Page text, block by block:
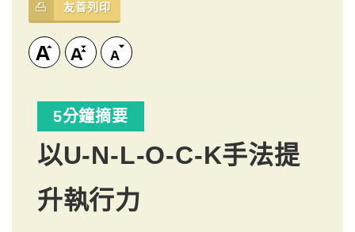
友善列印
5分鐘摘要
以U-N-L-O-C-K手法提
升執行力